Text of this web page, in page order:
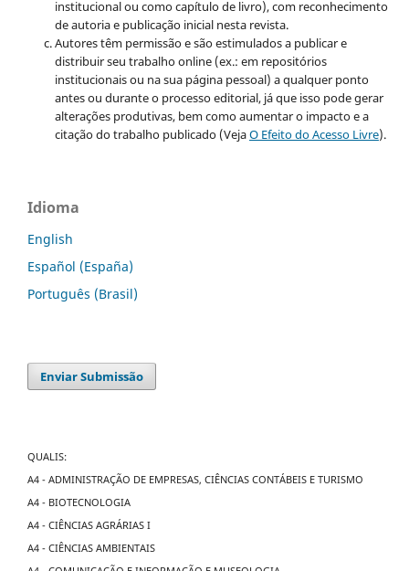
institucional ou como capítulo de livro), com reconhecimento
de autoria e publicação inicial nesta revista.
Autores têm permissão e são estimulados a publicar e
distribuir seu trabalho online (ex.: em repositórios
institucionais ou na sua página pessoal) a qualquer ponto
antes ou durante o processo editorial, já que isso pode gerar
alterações produtivas, bem como aumentar o impacto e a
citação do trabalho publicado (VejaO Efeito do Acesso Livre).
Idioma
English
Español (España)
Português (Brasil)
Enviar Submissão
QUALIS:
A4 - ADMINISTRAÇÃO DE EMPRESAS, CIÊNCIAS CONTÁBEIS E TURISMO
A4 - BIOTECNOLOGIA
A4 - CIÊNCIAS AGRÁRIAS I
A4 - CIÊNCIAS AMBIENTAIS